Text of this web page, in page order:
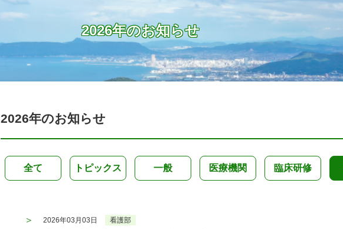
2026年のお知らせ
2026年のお知らせ
全て トピックス 一般 医療機関 臨床研修
2026年03月03日 看護部